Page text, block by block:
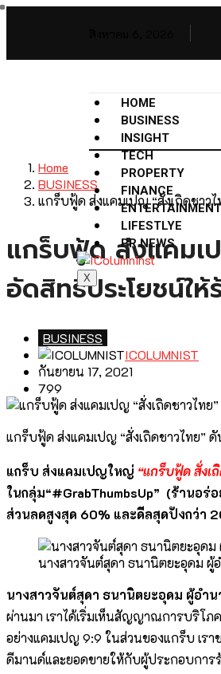
HOME
BUSINESS
INSIGHT
TECH
PROPERTY
FINANCE
ENTERTAINMENT
LIFESTLYE
PR NEWS
X
Home
BUSINESS
แกร็บฟู้ด ส่งแคมเปญ “สั่งเถิดชาว
แกร็บฟู้ด ส่งแคมเ
อัดสิทธิประโยชน์ให้
BUSINESS
ICOLUMNIST
กันยายน 17, 2021
799
แกร็บฟู้ด ส่งแคมเปญ “สั่งเถิดชาวไทย”
แกร็บ ส่งแคมเปญใหญ่ “แกร็บฟู้ด สั่งเ
ในกลุ่ม“#GrabThumbsUp” (ร้านอ
ส่วนลดสูงสุด 60% และดีลสุดปังกว่า
นางสาวจันต์สุดา ธนานิตยะอุดม ผู้
นางสาวจันต์สุดา ธนานิตยะอุดม ผู้อํา
ผ่านมา เราได้เริ่มเห็นสัญญาณการบริโ
อย่างแคมเปญ 9:9 ในส่วนของแกร็บ เร
ดีมานด์และยอดขายให้กับผู้ประกอบการ